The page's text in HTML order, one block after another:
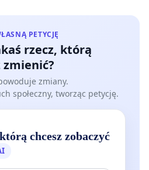
PETYCJĘ
rzecz, którą
zmiany.
społeczny, tworząc petycję.
chcesz zobaczyć